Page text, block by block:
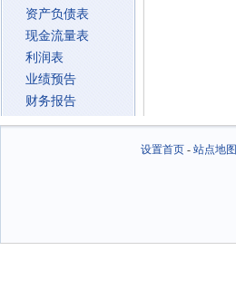
资产负债表
现金流量表
利润表
业绩预告
财务报告
设置首页- 站点地图